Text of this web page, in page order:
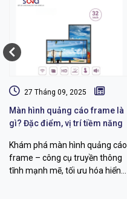
27 Tháng 09, 2025
Màn hình quảng cáo frame là
gì? Đặc điểm, vị trí tiềm năng
Khám phá màn hình quảng cáo
frame – công cụ truyền thông
tĩnh mạnh mẽ, tối ưu hóa hiển